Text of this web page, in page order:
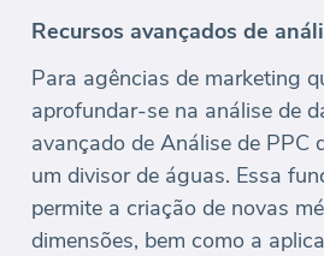
Recursos avançados de
Para agências de marketing
aprofundar-se na análise de
avançado de Análise de PPC
um divisor de águas. Essa
permite a criação de novas
dimensões, bem como a